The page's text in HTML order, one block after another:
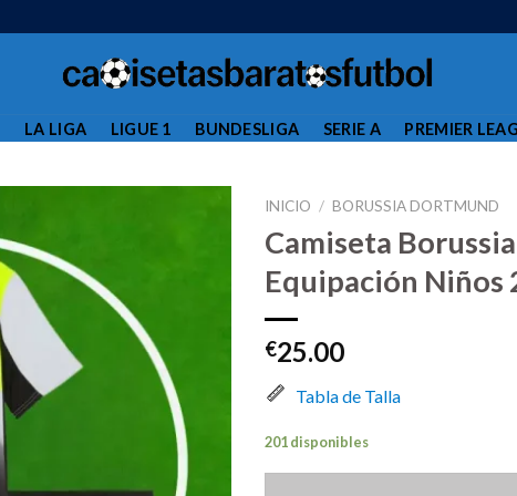
LA LIGA LIGUE 1 BUNDESLIGA SERIE A PREMIER
INICIO / BORUSSIA DORTMUND
Camiseta
Equipación
€25.00
Tabla de Talla
201 disponibles